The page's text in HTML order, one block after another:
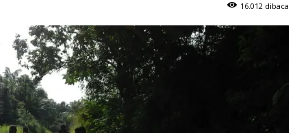
16.012 dibaca